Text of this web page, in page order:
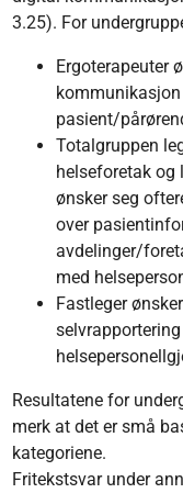
3.25). For
Ergoterapeuter
pasient/
Totalgruppen
helseforetak og
ønsker seg
over
avdelinger/
med
Fastleger
Resultatene for
merk at det er små
kategoriene.
Fritekstsvar under